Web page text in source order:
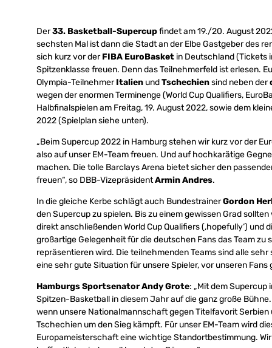
Der33. Basketball-Supercupfindet am 19./20. August
sechsten Mal ist dann die Stadt an der Elbe Gastgeber des
sich kurz vor derFIBA EuroBasket in Deutschland (Tickets
Spitzenklasse freuen. Denn das Teilnehmerfeld ist erlesen.
Olympia-TeilnehmerItalien undTschechiensind neben der
wegen der enormen Terminenge (World Cup Qualifiers,
Halbfinalspielen am Freitag, 19. August 2022, sowie dem
2022 (Spielplan siehe unten).
„Beim Supercup 2022 in Hamburg stehen wir kurz vor der
also auf unser EM-Team freuen. Und auf hochkarätige
machen. Die tolle Barclays Arena bietet sicher den
freuen“, so DBB-VizepräsidentArmin Andres.
In die gleiche Kerbe schlägt auch BundestrainerGordon
den Supercup zu spielen. Bis zu einem gewissen Grad
direkt anschließenden World Cup Qualifiers (‚hopefully‘) und
großartige Gelegenheit für die deutschen Fans das Team zu
repräsentieren wird. Die teilnehmenden Teams sind alle
eine sehr gute Situation für unsere Spieler, vor unseren Fans
Hamburgs Sportsenator Andy Grote: „Mit dem
Spitzen-Basketball in diesem Jahr auf die ganz große
wenn unsere Nationalmannschaft gegen Titelfavorit
Tschechien um den Sieg kämpft. Für unser EM-Team wird
Europameisterschaft eine wichtige Standortbestimmung.